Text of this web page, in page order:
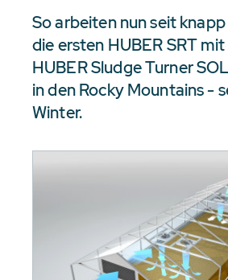
So arbeiten nun seit
die ersten HUBER SRT
HUBER Sludge Turner
in den Rocky Mountains -
Winter.